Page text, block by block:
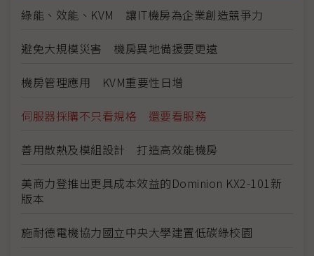
綠能、效能、KVM 讓IT機房為企業創造競爭力
避免大規模災害 機房異地備援要更遠
機房管理應用 KVM重要性日增
伺服器採購不只看規格 還要看服務
善用散熱及模組設計 打造高效能機房
美商力登推出更具成本效益的Dominion KX2-101新
版本
施耐德電機協力國立中央大學建置低碳綠校園